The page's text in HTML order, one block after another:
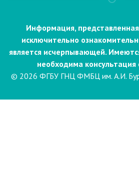
Информация,
исключительно
является исчерпывающей.
необходима консультация
© 2026 ФГБУ ГНЦ ФМБЦ им. А.И.